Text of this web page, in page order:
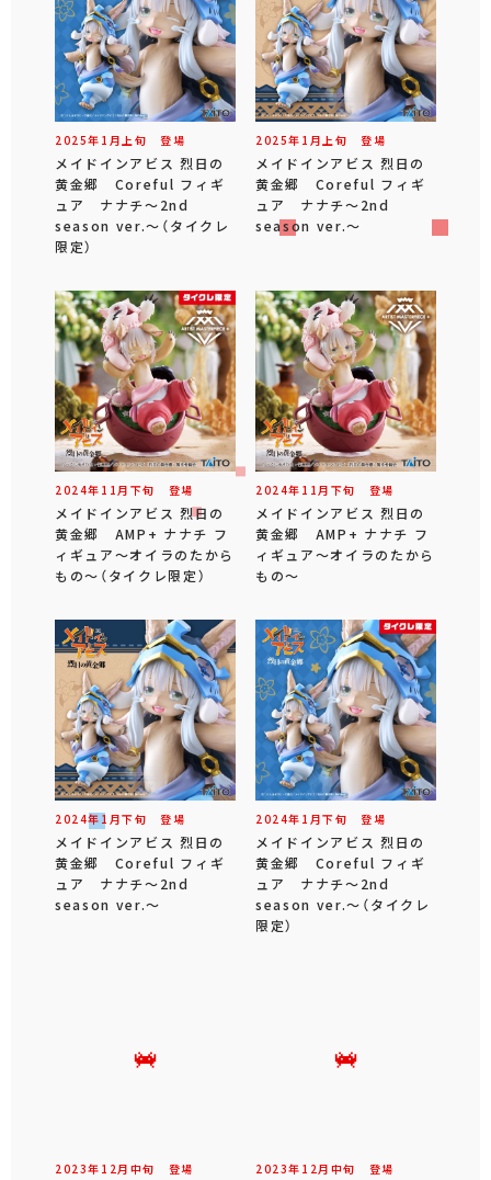
2025年 1 月 上旬 登場
メイドインアビス 烈日の
黄金郷 Coreful フィギ
ュア ナナチ～2nd
season ver.～（タイクレ
限定）
2025年 1 月 上旬 登場
メイドインアビス 烈日の
黄金郷 Coreful フィギ
ュア ナナチ～2nd
season ver.～
2024年 11 月 下旬 登場
メイドインアビス 烈日の
黄金郷 AMP+ ナナチ フ
ィギュア～オイラのたから
もの～（タイクレ限定）
2024年 11 月 下旬 登場
メイドインアビス 烈日の
黄金郷 AMP+ ナナチ フ
ィギュア～オイラのたから
もの～
2024年1 月下旬 登場
メイドインアビス 烈日の
黄金郷 Coreful フィギ
ュア ナナチ～2nd
season ver.～
2024年 1 月下旬 登場
メイドインアビス 烈日の
黄金郷 Coreful フィギ
ュア ナナチ～2nd
season ver.～（タイクレ
限定）
2023年 12 月 中旬 登場 2023年 12 月 中旬 登場